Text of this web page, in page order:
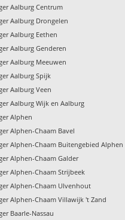
Aalburg Centrum
Aalburg Drongelen
Aalburg Eethen
Aalburg Genderen
Aalburg Meeuwen
Aalburg Spijk
Aalburg Veen
Aalburg Wijk en Aalburg
Alphen
Alphen-Chaam Bavel
Alphen-Chaam Buitengebied Alphen
Alphen-Chaam Galder
Alphen-Chaam Strijbeek
Alphen-Chaam Ulvenhout
Alphen-Chaam Villawijk 't Zand
Baarle-Nassau